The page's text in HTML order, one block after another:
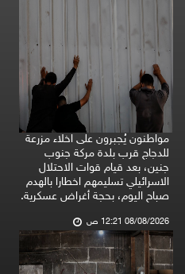
مواطنون يُجبرون على اخلاء مزرعة
للدجاج قرب بلدة مركة جنوب
جنين، بعد قيام قوات الاحتلال
الاسرائيلي تسليمهم اخطارا بالهدم
صباح اليوم، بحجة أغراض عسكرية.
08/08/2026 12:21 ص